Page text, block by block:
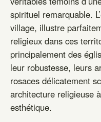
spirituel remarquable.
village, illustre
religieux dans ces
principalement des
leur robustesse, leurs
rosaces délicatement
architecture religieuse
esthétique.